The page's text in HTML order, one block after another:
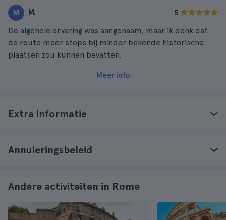
M M. 5
De algehele ervaring was aangenaam, maar ik denk dat
de route meer stops bij minder bekende historische
plaatsen zou kunnen bevatten.
Meer info
Extra informatie
Annuleringsbeleid
Andere activiteiten in Rome